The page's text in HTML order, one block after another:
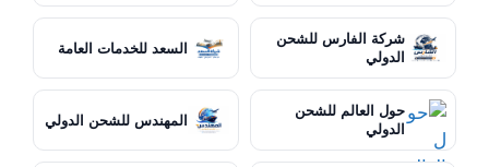
شركة الفارس للشحن
الدولي
السعد للخدمات العامة
حول العالم للشحن
الدولي
المهندس للشحن الدولي